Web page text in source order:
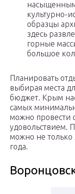
культурно-
образцы
здесь
горные
большое
Планировать
выбирая места
бюджет. Крым
самых
можно провести
удовольствием.
можно не
года.